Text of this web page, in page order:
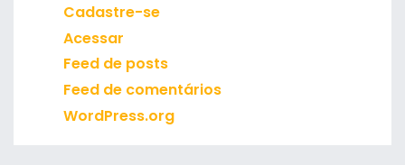
Cadastre-se
Acessar
Feed de posts
Feed de comentários
WordPress.org